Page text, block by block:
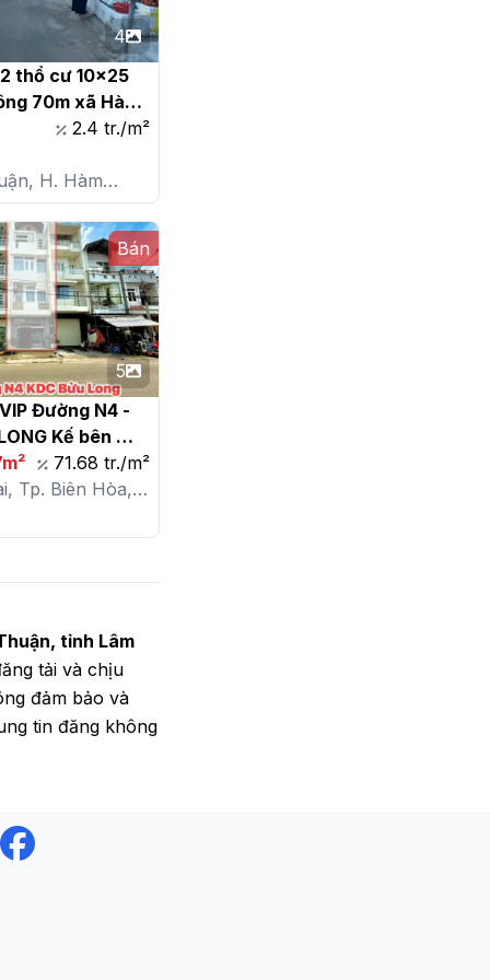
4
thổ cư 10x25
70m xã Hàm
Bắc
2.4 tr./m²
H. Hàm
X. Hàm Đức
Bán
5
Đường N4 -
Kế bên
Ngữ Lạc
đường N4
71.68 tr./m²
Tp. Biên Hòa,
tỉnh Lâm
tải và chịu
đảm bảo và
tin đăng không